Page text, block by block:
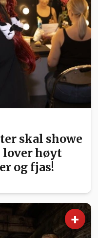
skal showe
lover høyt
og fjas!
+